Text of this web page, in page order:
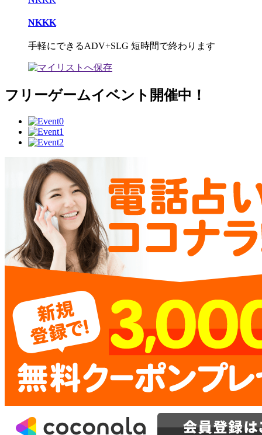
NKKK
手軽にできるADV+SLG 短時間で終わります
フリーゲームイベント開催中！